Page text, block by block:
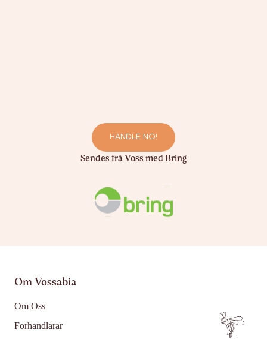
HANDLE NO!
Sendes frå Voss med Bring
Om Vossabia
Om Oss
Forhandlarar